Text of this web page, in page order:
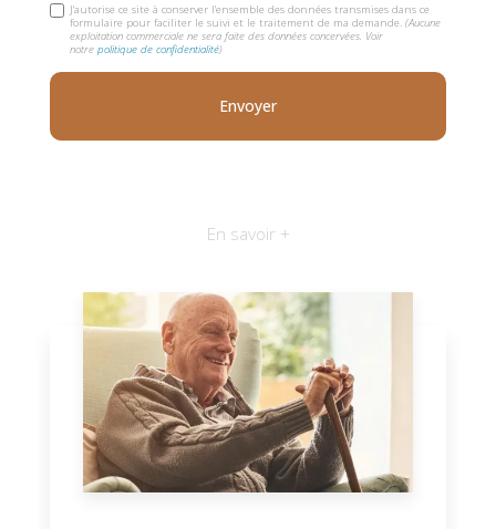
J'autorise ce site à conserver l'ensemble des données transmises dans ce
formulaire pour faciliter le suivi et le traitement de ma demande.(Aucune
exploitation commerciale ne sera faite des données concervées. Voir
notrepolitique de confidentialité)
En savoir +